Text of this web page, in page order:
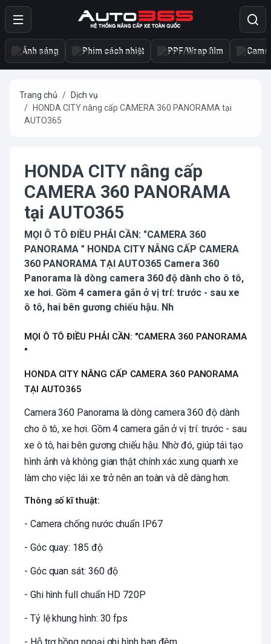
Ánh sáng Phim cách nhiệt PPF/Wrap film
Trang chủ
Dịch vụ
HONDA CITY nâng cấp CAMERA 360 PANORAMA tại
AUTO365
HONDA CITY nâng cấp
CAMERA 360 PANORAMA
tại AUTO365
MỌI Ô TÔ ĐIỀU PHẢI CẦN: "CAMERA 360
PANORAMA " HONDA CITY NÂNG CẤP CAMERA
360 PANORAMA TẠI AUTO365 Camera 360
Panorama là dòng camera 360 độ dành cho ô tô,
xe hơi. Gồm 4 camera gắn ở vị trí: trước - sau xe
ô tô, hai bên gương chiếu hậu. Nh
MỌI Ô TÔ ĐIỀU PHẢI CẦN: "CAMERA 360 PANORAMA
"
HONDA CITY NÂNG CẤP CAMERA 360 PANORAMA
TẠI AUTO365
Camera 360 Panorama là dòng camera 360 độ dành
cho ô tô, xe hơi. Gồm 4 camera gắn ở vị trí: trước - sau
xe ô tô, hai bên gương chiếu hậu. Nhờ đó, giúp tái tạo
hình ảnh và không gian thật chính xác xung quanh xe
làm cho việc lái xe trở nên an toàn và dễ dàng hơn.
Thông số kĩ thuật:
- Camera chống nước chuẩn IP67
- Góc quay: 185 độ
- Góc quan sát: 360 độ
- Ghi hình full chuẩn HD 720P
- Tỷ lệ khung hình: 30 fps